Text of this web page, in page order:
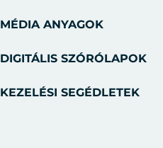
MÉDIA ANYAGOK
DIGITÁLIS SZÓRÓLAPOK
KEZELÉSI SEGÉDLETEK